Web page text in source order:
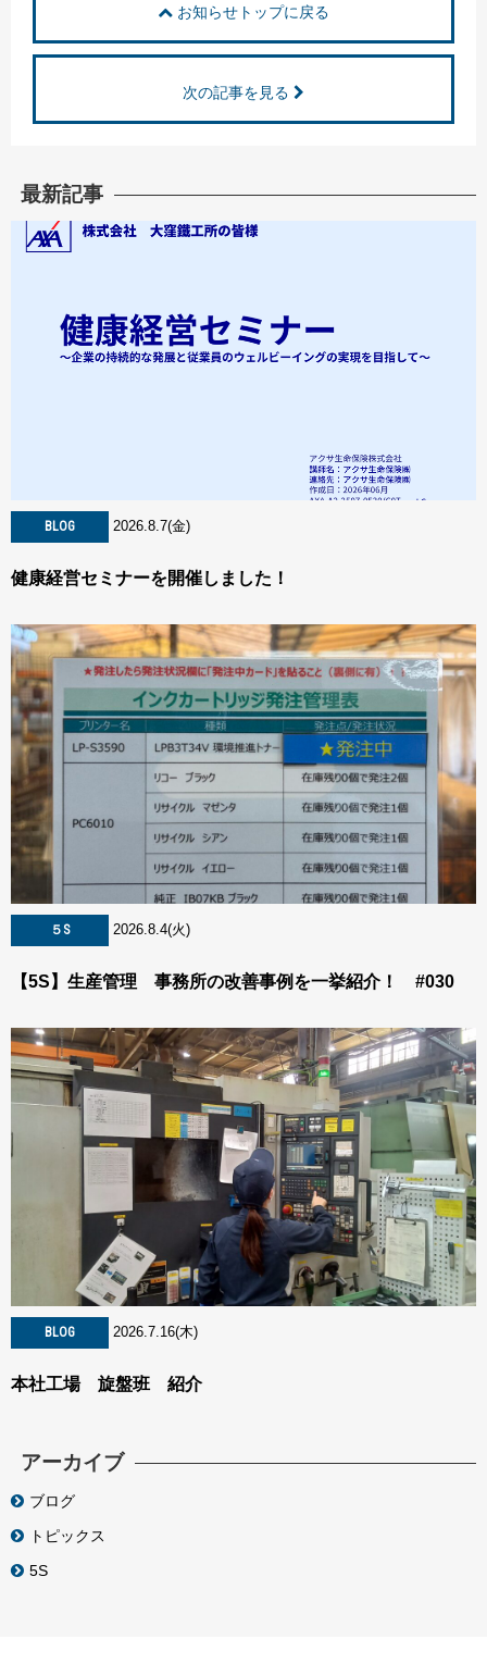
お知らせトップに戻る
次の記事を見る
最新記事
BLOG 2026.8.7(金)
健康経営セミナーを開催しました！
５S 2026.8.4(火)
【5S】生産管理 事務所の改善事例を一挙紹介！ #030
BLOG 2026.7.16(木)
本社工場 旋盤班 紹介
アーカイブ
ブログ
トピックス
5S